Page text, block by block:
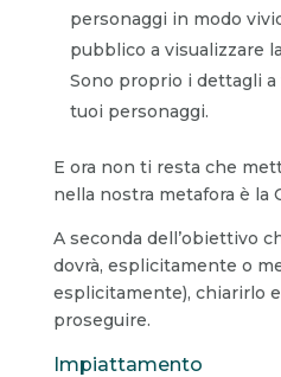
personaggi in modo
pubblico a visualizzare
Sono proprio i dettagli a
tuoi personaggi.
E ora non ti resta che
nella nostra metafora è la
A seconda dell’obiettivo
dovrà, esplicitamente o
esplicitamente), chiarirlo
proseguire.
Impiattamento